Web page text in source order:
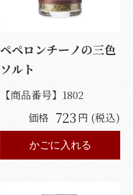
ペペロンチーノの三色
ソルト
【商品番号】 1802
価格 723 円 (税込)
かごに入れる